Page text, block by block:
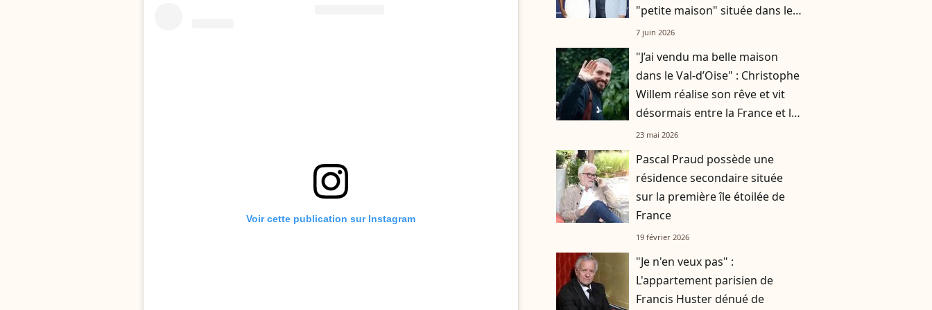
Voir cette publication sur Instagram
"petite maison" située dans les
Hauts-de-France
7 juin 2026
"J’ai vendu ma belle maison
dans le Val-d’Oise" : Christophe
Willem réalise son rêve et vit
désormais entre la France et le
Brésil
23 mai 2026
Pascal Praud possède une
résidence secondaire située
sur la première île étoilée de
France
19 février 2026
"Je n'en veux pas" :
L'appartement parisien de
Francis Huster dénué de